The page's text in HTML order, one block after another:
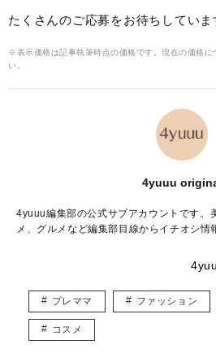
たくさんのご応募をお待ちしていま
※表示価格は記事執筆時点の価格です。現在の価格に
い。
4yuuu
4yuuu編集部の公式サブアカウントです。
メ、グルメなど編集部目線からイチオシ情
プレママ ファッション
コスメ